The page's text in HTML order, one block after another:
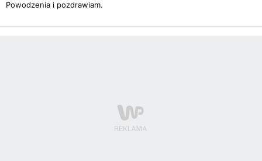
Powodzenia i pozdrawiam.